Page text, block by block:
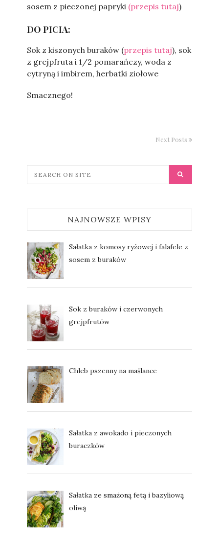
sosem z pieczonej papryki (przepis tutaj)
DO PICIA:
Sok z kiszonych buraków (przepis tutaj), sok
z grejpfruta i 1/2 pomarańczy, woda z
cytryną i imbirem, herbatki ziołowe
Smacznego!
Next Posts
NAJNOWSZE WPISY
Sałatka z komosy ryżowej i falafele z
sosem z buraków
Sok z buraków i czerwonych
grejpfrutów
Chleb pszenny na maślance
Sałatka z awokado i pieczonych
buraczków
Sałatka ze smażoną fetą i bazyliową
oliwą